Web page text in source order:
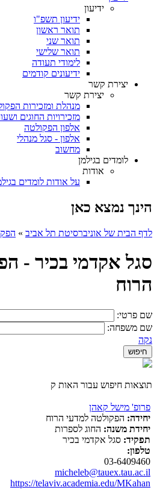
ידיעון
ידיעון תשפ"ו
תואר ראשון
תואר שני
תואר שלישי
לימודי תעודה
ידיעונים קודמים
יצירת קשר
יצירת קשר
מנהלת ומזכירות
מזכירויות החוגים
אלפון הפקולטה
אלפון - סגל מנהלי
מחשוב
לומדים בגילמן
אודות
על אודות לומדים
הינך נמצא כאן
לדף הבית של אוניברסיטת תל אביב »
סגל אקדמי בכיר -
הרוח
שם פרטי:
שם משפחה:
נקה
תוצאות חיפוש עבור האות ק
פרופ' מישל קאהן
יחידה: הפקולטה למדעי הרוח
יחידת משנה: החוג לספרות
תפקיד: סגל אקדמי בכיר
טלפון:
03-6409460
micheleb@tauex.tau.ac.il
https://telaviv.academia.edu/MKahan